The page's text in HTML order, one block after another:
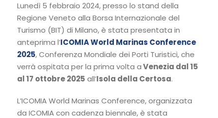
Lunedì 5 febbraio 2024, presso lo stand della
Regione Veneto alla Borsa Internazionale del
Turismo (BIT) di Milano, è stata presentata in
anteprima l’ICOMIA World Marinas Conference
2025, Conferenza Mondiale dei Porti Turistici, che
verrà ospitata per la prima volta aVenezia dal 15
al 17 ottobre 2025 all’Isola della Certosa.
L’ICOMIA World Marinas Conference, organizzata
da ICOMIA con cadenza biennale, è stata